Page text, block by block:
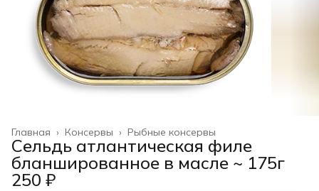
Рыбные консервы
Консервы ›
Главная ›
Сельдь атлантическая филе
бланшированное в масле ~ 175г
250 ₽